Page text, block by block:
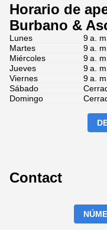
Horario de
Burbano &
Lunes
9 a.
Martes
9 a.
Miércoles
9 a.
Jueves
9 a.
Viernes
9 a.
Sábado
Domingo
Contact